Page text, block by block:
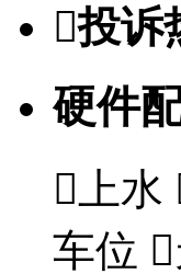
投诉
硬件
 上水
车位 